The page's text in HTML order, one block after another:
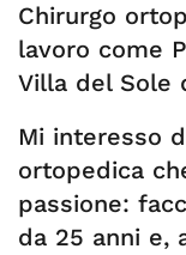
Chirurgo
lavoro come
Villa del Sole
Mi interesso
ortopedica
passione:
da 25 anni e,